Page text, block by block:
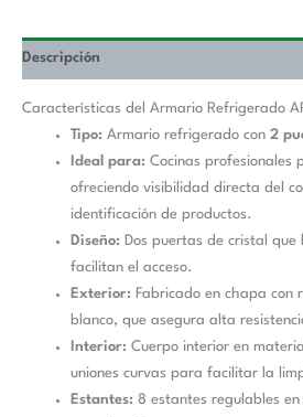
Descripción
Características del Armario Refrigerado
Tipo: Armario refrigerado con 2
Ideal para: Cocinas profesionales
ofreciendo visibilidad directa del
identificación de productos.
Diseño: Dos puertas de cristal
facilitan el acceso.
Exterior: Fabricado en chapa con
blanco, que asegura alta
Interior: Cuerpo interior en
uniones curvas para facilitar la
Estantes: 8 estantes regulables